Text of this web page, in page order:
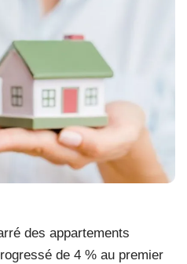
des appartements
de 4 % au premier